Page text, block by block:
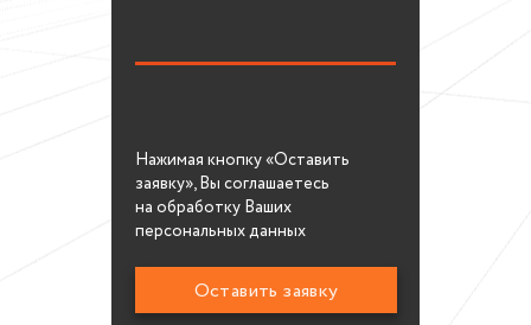
Нажимая кнопку «Оставить
заявку», Вы соглашаетесь
на обработку Ваших
персональных данных